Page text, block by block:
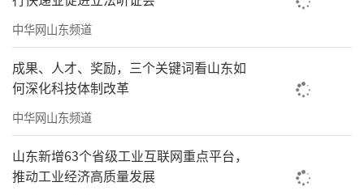
中华网山东频道
成果、人才、奖励，三个关键词看山东如
何深化科技体制改革
中华网山东频道
山东新增63个省级工业互联网重点平台，
推动工业经济高质量发展